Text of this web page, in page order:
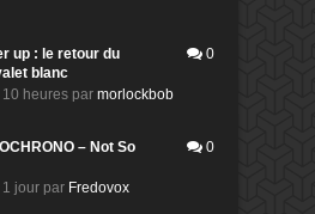
up : le retour du
blanc
10 heures par morlockbob
0
– Not So
1 jour par Fredovox
0